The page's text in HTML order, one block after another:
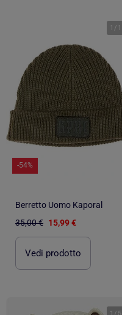
1 / 1
-54%
Berretto Uomo Kaporal
35,00 € 15,99 €
Vedi prodotto